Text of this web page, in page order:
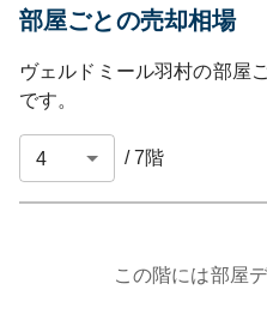
部屋ごとの売却相場
ヴェルドミール羽村の部屋
です。
/7階
この階には部屋